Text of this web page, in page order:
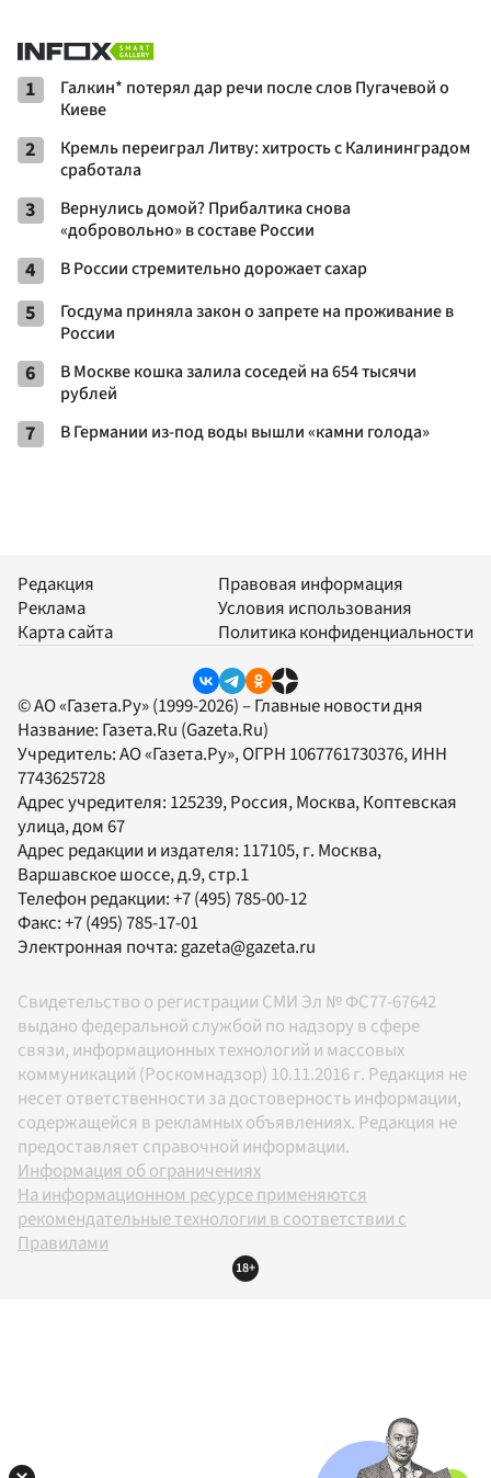
1
Галкин* потерял дар речи после слов Пугачевой о
Киеве
2
Кремль переиграл Литву: хитрость с Калининградом
сработала
3
Вернулись домой? Прибалтика снова
«добровольно» в составе России
4 В России стремительно дорожает сахар
5
Госдума приняла закон о запрете на проживание в
России
6
В Москве кошка залила соседей на 654 тысячи
рублей
7 В Германии из-под воды вышли «камни голода»
Редакция
Реклама
Карта сайта
Правовая информация
Условия использования
Политика конфиденциальности
© АО «Газета.Ру» (1999-2026) – Главные новости дня
Название: Газета.Ru (Gazeta.Ru)
Учредитель:АО «Газета.Ру», ОГРН 1067761730376, ИНН
7743625728
Адрес учредителя: 125239, Россия, Москва, Коптевская
улица, дом 67
Адрес редакции и издателя: 117105, г. Москва,
Варшавское шоссе, д.9, стр.1
Телефон редакции:+7 (495) 785-00-12
Факс:+7 (495) 785-17-01
Электронная почта: gazeta@gazeta.ru
Свидетельство о регистрации СМИ Эл № ФС77-67642
выдано федеральной службой по надзору в сфере
связи, информационных технологий и массовых
коммуникаций (Роскомнадзор) 10.11.2016 г. Редакция не
несет ответственности за достоверность информации,
содержащейся в рекламных объявлениях. Редакция не
предоставляет справочной информации.
Информация об ограничениях
На информационном ресурсе применяются
рекомендательные технологии в соответствии с
Правилами
18+